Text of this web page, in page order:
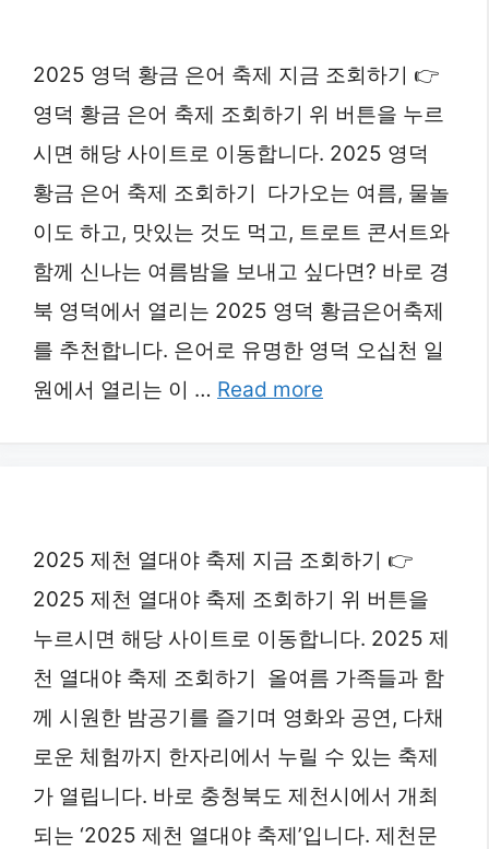
2025 영덕 황금 은어 축제 지금 조회하기 👉
영덕 황금 은어 축제 조회하기 위 버튼을 누르
시면 해당 사이트로 이동합니다. 2025 영덕
황금 은어 축제 조회하기 다가오는 여름, 물놀
이도 하고, 맛있는 것도 먹고, 트로트 콘서트와
함께 신나는 여름밤을 보내고 싶다면? 바로 경
북 영덕에서 열리는 2025 영덕 황금은어축제
를 추천합니다. 은어로 유명한 영덕 오십천 일
원에서 열리는 이 … Read more
2025 제천 열대야 축제 지금 조회하기 👉
2025 제천 열대야 축제 조회하기 위 버튼을
누르시면 해당 사이트로 이동합니다. 2025 제
천 열대야 축제 조회하기 올여름 가족들과 함
께 시원한 밤공기를 즐기며 영화와 공연, 다채
로운 체험까지 한자리에서 누릴 수 있는 축제
가 열립니다. 바로 충청북도 제천시에서 개최
되는 ‘2025 제천 열대야 축제’입니다. 제천문